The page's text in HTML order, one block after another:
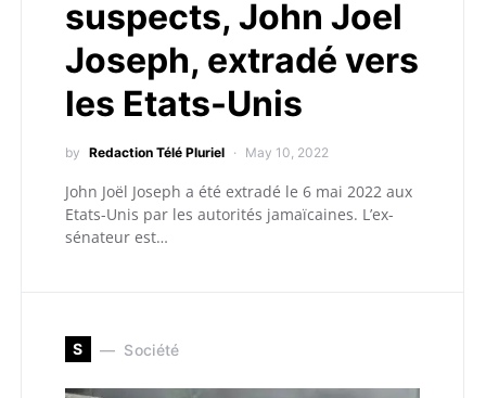
suspects, John Joel
Joseph, extradé vers
les Etats-Unis
by Redaction Télé Pluriel May 10, 2022
John Joël Joseph a été extradé le 6 mai 2022 aux
Etats-Unis par les autorités jamaïcaines. L’ex-
sénateur est…
S Société